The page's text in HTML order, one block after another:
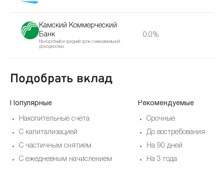
Камский Коммерческий
Банк
На короткий и средний срок с максимальной
доходностью
0.0%
Подобрать вклад
Популярные
Накопительные счета
С капитализацией
С частичным снятием
С ежедневным начислением
Рекомендуемые
Срочные
До востребования
На 90 дней
На 3 года